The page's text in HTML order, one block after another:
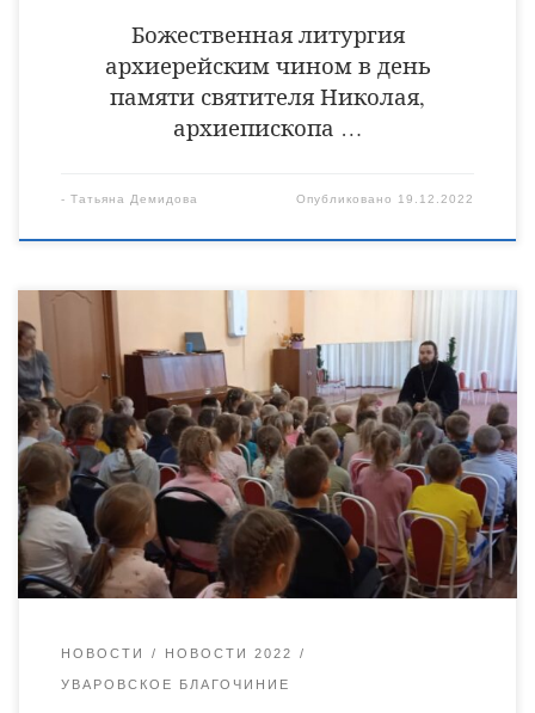
Божественная литургия
архиерейским чином в день
памяти святителя Николая,
архиепископа …
- Татьяна Демидова Опубликовано 19.12.2022
15 декабря в рамках образовательной деятельности в
дошкольных учреждениях города Уварово клирик
Христорождественского кафедрального собора священник
Сергий Растрепин посетил детский сад «Солнышко». Таким
образом, продолжается катехизаторская деятельность среди
самых маленьких горожан. Отец Сергий познакомил
воспитанников детского сада с православными праздниками,
рассказал ребятам о предстоящем празднике святителя
Николая Чудотворца и о его житие. Ребята с […]
НОВОСТИ НОВОСТИ 2022
УВАРОВСКОЕ БЛАГОЧИНИЕ